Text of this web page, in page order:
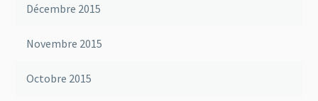
Décembre 2015
Novembre 2015
Octobre 2015